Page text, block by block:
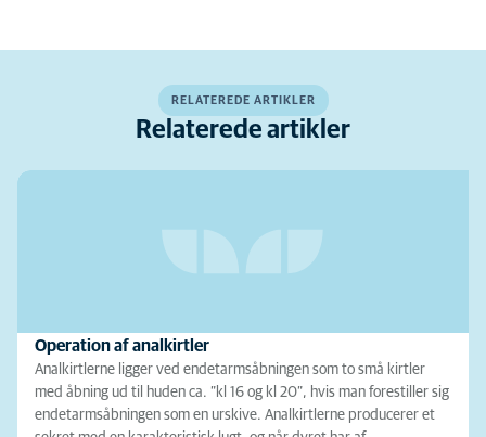
RELATEREDE ARTIKLER
Relaterede artikler
Operation af analkirtler
Analkirtlerne ligger ved endetarmsåbningen som to små kirtler
med åbning ud til huden ca. ”kl 16 og kl 20”, hvis man forestiller sig
endetarmsåbningen som en urskive. Analkirtlerne producerer et